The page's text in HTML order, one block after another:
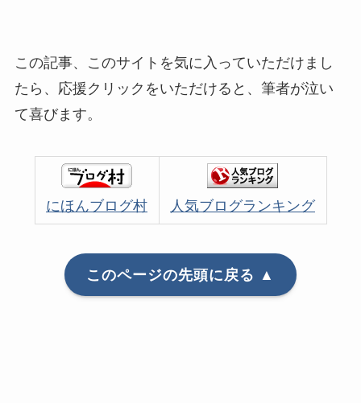
この記事、このサイトを気に入っていただけまし
たら、応援クリックをいただけると、筆者が泣い
て喜びます。
にほんブログ村 人気ブログランキング
このページの先頭に戻る ▲